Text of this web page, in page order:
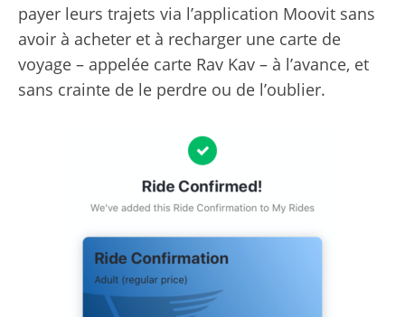
payer leurs trajets via l’application Moovit sans
avoir à acheter et à recharger une carte de
voyage – appelée carte Rav Kav – à l’avance, et
sans crainte de le perdre ou de l’oublier.